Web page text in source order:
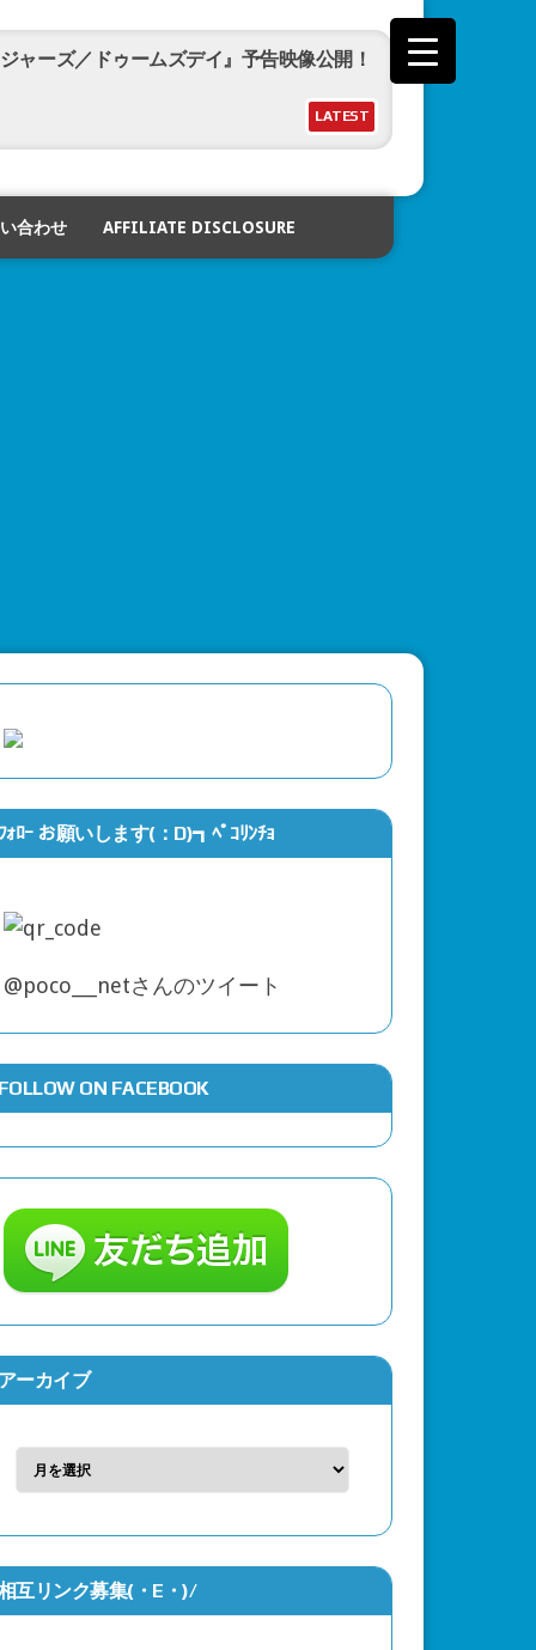
LATEST
ャーズ／ドゥームズデイ』予告映像公開！
ライダーカブト20th 天を継ぐもの』予告
イダーマン：ブランド・ニュー・デイ』の
合わせ AFFILIATE DISCLOSURE
ﾌｫﾛｰ お願いします(：D)┓ﾍﾟｺﾘﾝﾁｮ
@poco___netさんのツイート
FOLLOW ON FACEBOOK
アーカイブ
互リンク募集(・Ε・)/